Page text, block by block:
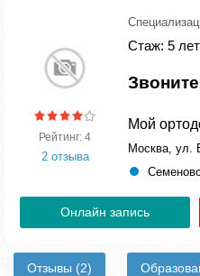
Рейтинг: 4
2 отзыва
Стаж: 5 лет
Мой
Москва, ул.
Онлайн запись
Отзывы (2)